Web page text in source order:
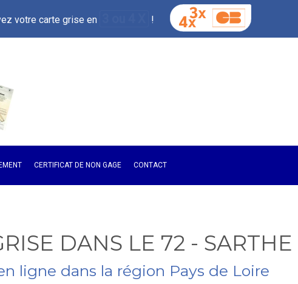
votre carte grise en !
CERTIFICAT DE NON GAGE CONTACT
DANS LE 72 - SARTHE
ligne dans la région Pays de Loire